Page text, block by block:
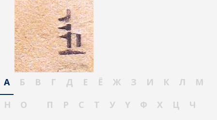
А Б В Г Д Е Ё Ж З И К Л
М
Н
О П Р С Т У Ү Ф Х Ц
Ч